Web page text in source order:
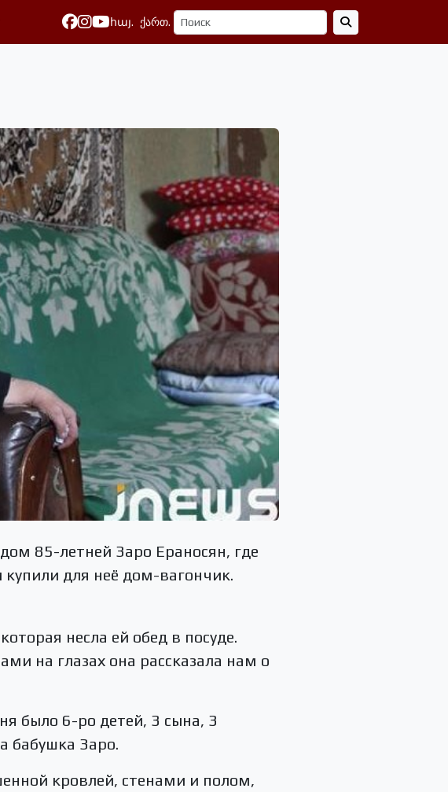
հայ. ქართ.
85-летней Заро Ераносян, где
для неё дом-вагончик.
несла ей обед в посуде.
на глазах она рассказала нам о
было 6-ро детей, 3 сына, 3
бабушка Заро.
кровлей, стенами и полом,